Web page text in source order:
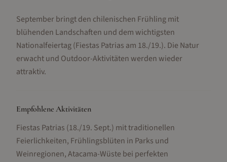
September bringt den chilenischen Frühling mit
blühenden Landschaften und dem wichtigsten
Nationalfeiertag (Fiestas Patrias am 18./19.). Die Natur
erwacht und Outdoor-Aktivitäten werden wieder
attraktiv.
Empfohlene Aktivitäten
Fiestas Patrias (18./19. Sept.) mit traditionellen
Feierlichkeiten, Frühlingsblüten in Parks und
Weinregionen, Atacama-Wüste bei perfekten